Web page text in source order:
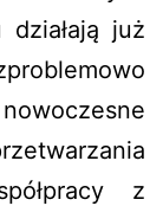
już
z